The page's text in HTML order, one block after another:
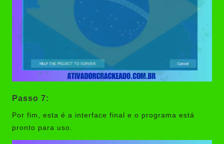
Passo 7:
Por fim, esta é a interface final e o programa está
pronto para uso.